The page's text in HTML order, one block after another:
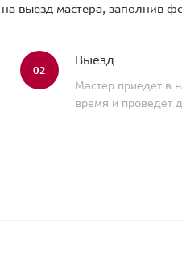
выезд мастера, заполнив
02
Выезд
Мастер приедет в
время и проведет